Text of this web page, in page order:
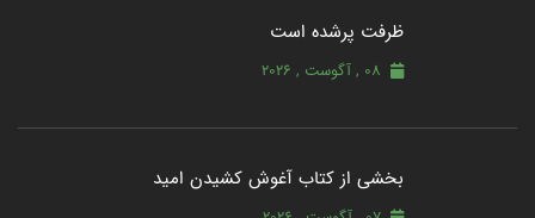
ظرفت پرشده‌ است
08 , آگوست , 2026
بخشی از کتاب آغوش کشیدن امید